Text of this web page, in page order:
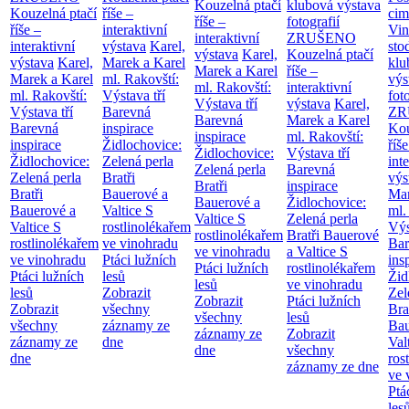
Kouzelná ptačí
říše –
interaktivní
výstava Karel,
Marek a Karel
ml. Rakovští:
Výstava tří
Barevná
inspirace
Židlochovice:
Zelená perla
Bratři
Bauerové a
Valtice S
rostlinolékařem
ve vinohradu
Ptáci lužních
lesů
Zobrazit
všechny
záznamy ze
dne
říše –
interaktivní
výstava Karel,
Marek a Karel
ml. Rakovští:
Výstava tří
Barevná
inspirace
Židlochovice:
Zelená perla
Bratři
Bauerové a
Valtice S
rostlinolékařem
ve vinohradu
Ptáci lužních
lesů
Zobrazit
všechny
záznamy ze
dne
Kouzelná ptačí
říše –
interaktivní
výstava Karel,
Marek a Karel
ml. Rakovští:
Výstava tří
Barevná
inspirace
Židlochovice:
Zelená perla
Bratři
Bauerové a
Valtice S
rostlinolékařem
ve vinohradu
Ptáci lužních
lesů
Zobrazit
všechny
záznamy ze
dne
klubová výstava
fotografií
ZRUŠENO
Kouzelná ptačí
říše –
interaktivní
výstava Karel,
Marek a Karel
ml. Rakovští:
Výstava tří
Barevná
inspirace
Židlochovice:
Zelená perla
Bratři Bauerové
a Valtice S
rostlinolékařem
ve vinohradu
Ptáci lužních
lesů
Zobrazit
všechny
záznamy ze dne
ml.
ve